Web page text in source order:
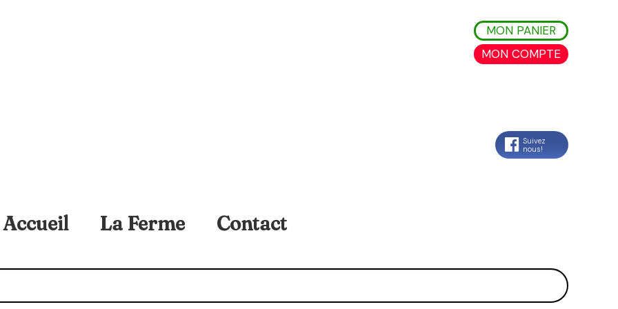
MON PANIER
MON COMPTE
Suivez
nous!
Accueil La Ferme Contact